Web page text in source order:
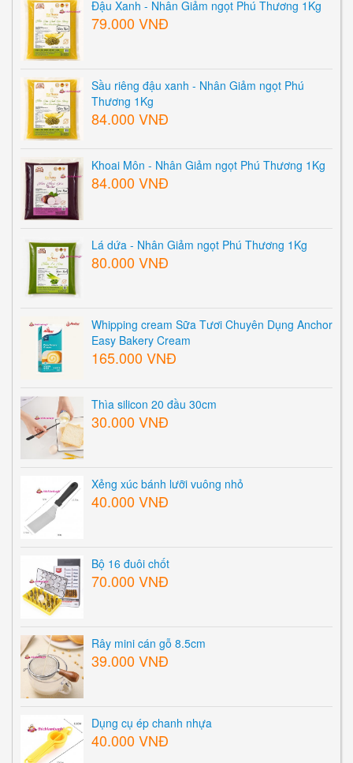
Đậu Xanh - Nhân Giảm ngọt Phú Thương 1Kg
79.000 VNĐ
Sầu riêng đậu xanh - Nhân Giảm ngọt Phú
Thương 1Kg
84.000 VNĐ
Khoai Môn - Nhân Giảm ngọt Phú Thương 1Kg
84.000 VNĐ
Lá dứa - Nhân Giảm ngọt Phú Thương 1Kg
80.000 VNĐ
Whipping cream Sữa Tươi Chuyên Dụng Anchor
Easy Bakery Cream
165.000 VNĐ
Thìa silicon 20 đầu 30cm
30.000 VNĐ
Xẻng xúc bánh lưỡi vuông nhỏ
40.000 VNĐ
Bộ 16 đuôi chốt
70.000 VNĐ
Rây mini cán gỗ 8.5cm
39.000 VNĐ
Dụng cụ ép chanh nhựa
40.000 VNĐ